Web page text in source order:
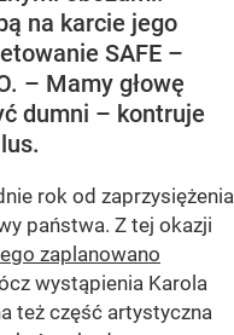
na karcie jego
SAFE –
– Mamy głowę
dumni – kontruje
rok od zaprzysiężenia
państwa. Z tej okazji
zaplanowano
wystąpienia Karola
też część artystyczna